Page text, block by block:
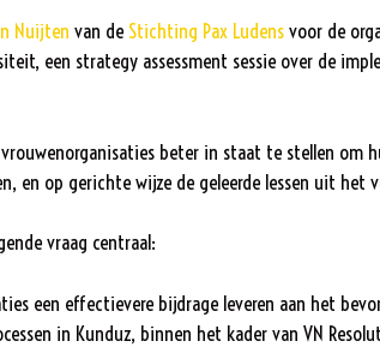
Nuijten van de Stichting Pax Ludensvoor de
een strategy assessment sessie over de
beter in staat te stellen om
en op gerichte wijze de geleerde lessen uit het
vraag centraal:
een effectievere bijdrage leveren aan het
in Kunduz, binnen het kader van VN